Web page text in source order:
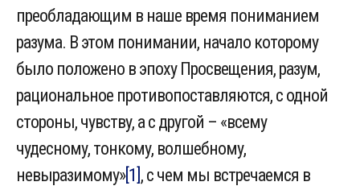
преобладающим в наше время пониманием
разума. В этом понимании, начало которому
было положено в эпоху Просвещения, разум,
рациональное противопоставляются, с одной
стороны, чувству, а с другой – «всему
чудесному, тонкому, волшебному,
невыразимому»[1] , с чем мы встречаемся в